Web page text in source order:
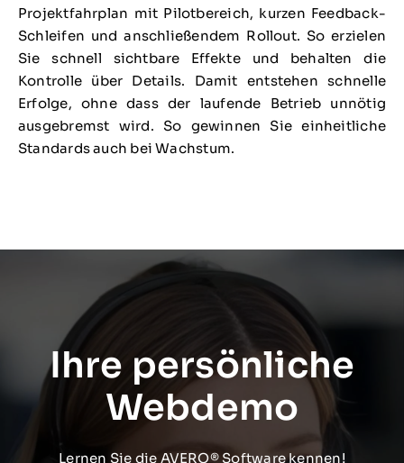
Projektfahrplan mit Pilotbereich, kurzen Feedback-
Schleifen und anschließendem Rollout. So erzielen
Sie schnell sichtbare Effekte und behalten die
Kontrolle über Details. Damit entstehen schnelle
Erfolge, ohne dass der laufende Betrieb unnötig
ausgebremst wird. So gewinnen Sie einheitliche
Standards auch bei Wachstum.
Ihre persönliche
Webdemo
Lernen Sie die AVERO® Software kennen!